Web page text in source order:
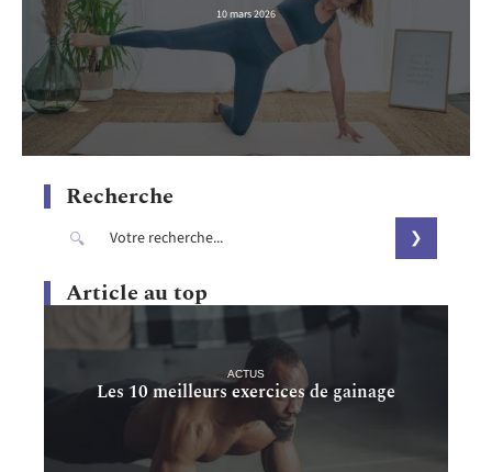
10 mars 2026
Recherche
Article au top
ACTUS
Les 10 meilleurs exercices de gainage